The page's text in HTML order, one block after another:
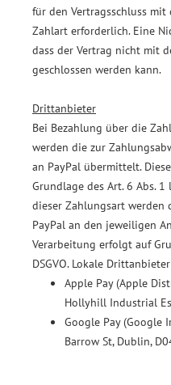
für den Vertragsschluss
Zahlart erforderlich. Eine
dass der Vertrag nicht mit
geschlossen werden kann.
Drittanbieter
Bei Bezahlung über die
werden die zur
an PayPal übermittelt.
Grundlage des Art. 6 Abs. 1
dieser Zahlungsart werden
PayPal an den jeweiligen
Verarbeitung erfolgt auf
DSGVO. Lokale
Apple Pay (Apple
Hollyhill Industrial
Google Pay (Google
Barrow St, Dublin,